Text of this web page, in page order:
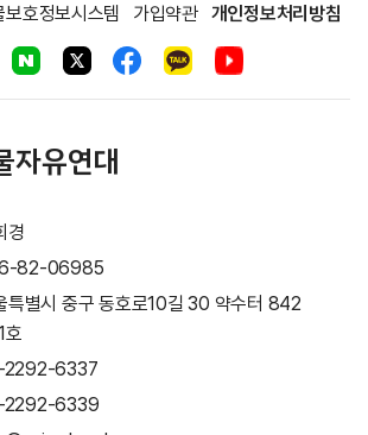
보호정보시스템 가입약관 개인정보처리방침
자유연대
경
82-06985
특별시 중구 동호로10길 30 약수터 842
호
6337
6339